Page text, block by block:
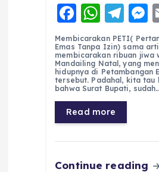
F
a
c
e
b
o
o
k
W
h
a
ts
A
p
p
T
el
e
g
r
a
m
e
e
n
Membicarakan PETI(
Emas Tanpa Izin) sama
membicarakan ribuan jiwa
Mandailing Natal, yang
hidupnya di Petambangan
tersebut. Padahal, kita tau
bahwa Surat Bupati,
Read more
Continue reading